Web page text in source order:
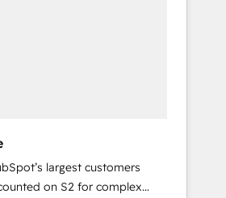
largest customers
on S2 for complex